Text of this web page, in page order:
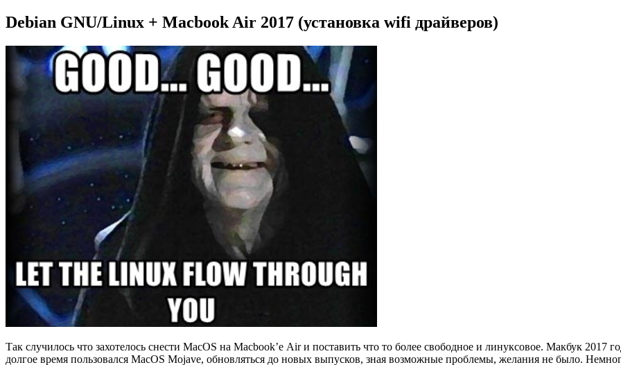
Debian GNU/Linux + Macbook Air 2017 (установка wifi драйверов)
Так случилось что захотелось снести MacOS на Macbook’е Air и поставить что то более свободное и линуксовое. Макбук 2017
долгое время пользовался MacOS Mojave, обновляться до новых выпусков, зная возможные проблемы, желания не было.